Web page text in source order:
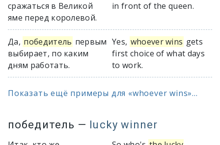
сражаться в Великой
яме перед королевой.
in front of the queen.
Да, победитель первым
выбирает, по каким
дням работать.
Yes, whoever wins gets
first choice of what days
to work.
Показать ещё примеры для «whoever wins»...
победитель — lucky winner